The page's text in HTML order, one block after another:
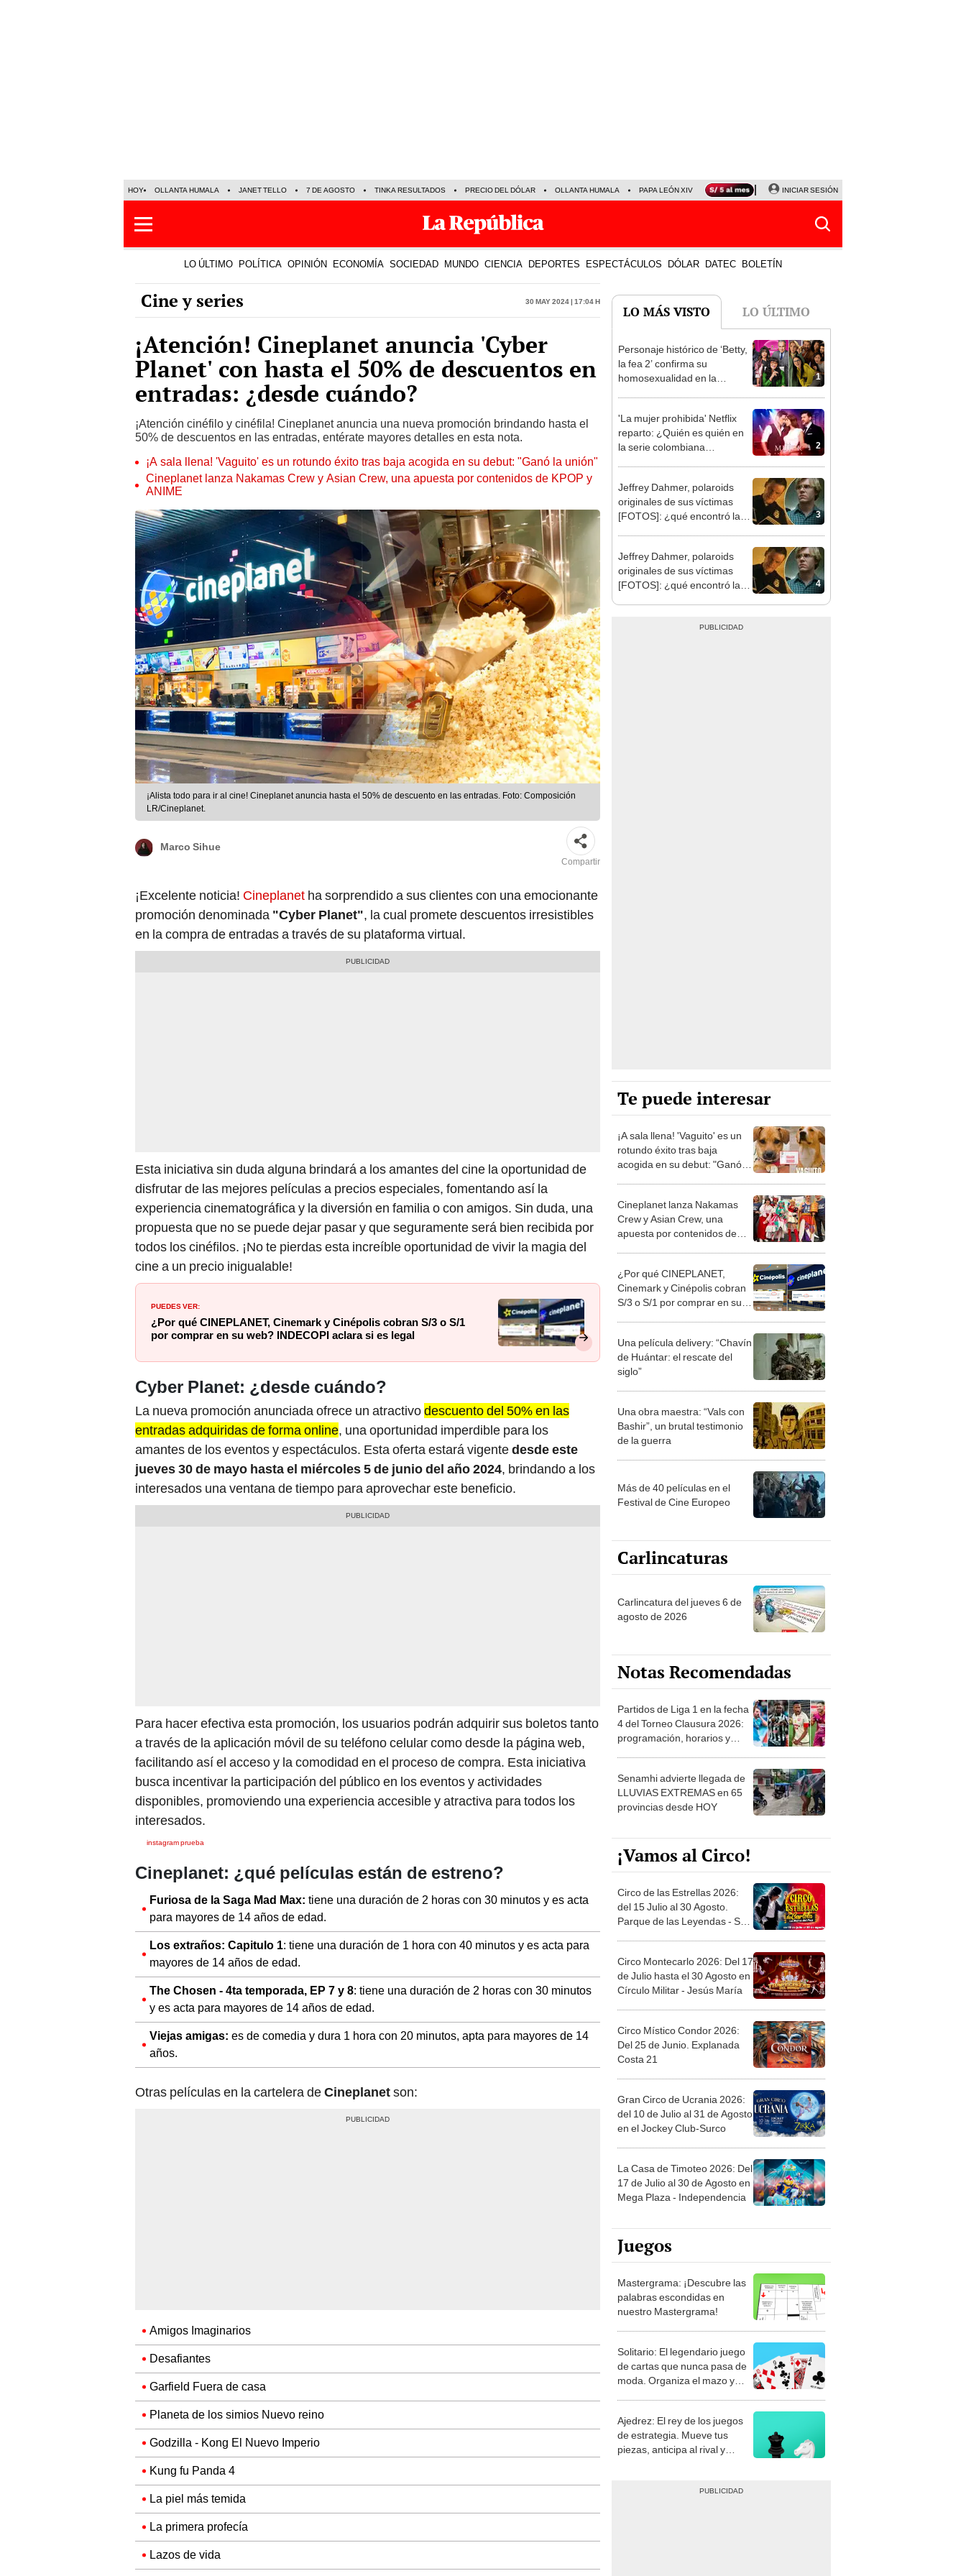
HOY OLLANTA HUMALA JANET TELLO 7 DE AGOSTO TINKA RESULTADOS PRECIO DEL DÓLAR OLLANTA HUMALA PAPA LEÓN XIV NALDY SALDAÑA LA BELLA LUZ
INICIAR SESIÓN
LO ÚLTIMO POLÍTICA OPINIÓN ECONOMÍA SOCIEDAD MUNDO CIENCIA DEPORTES ESPECTÁCULOS DÓLAR DATEC BOLETÍN
Cine y series 30 May 2024 | 17:04 h
¡Atención! Cineplanet anuncia 'Cyber
Planet' con hasta el 50% de descuentos en
entradas: ¿desde cuándo?
¡Atención cinéfilo y cinéfila! Cineplanet anuncia una nueva promoción brindando hasta el
50% de descuentos en las entradas, entérate mayores detalles en esta nota.
¡A sala llena! 'Vaguito' es un rotundo éxito tras baja acogida en su debut: "Ganó la unión"
Cineplanet lanza Nakamas Crew y Asian Crew, una apuesta por contenidos de KPOP y
ANIME
¡Alista todo para ir al cine! Cineplanet anuncia hasta el 50% de descuento en las entradas. Foto: Composición
LR/Cineplanet.
Marco Sihue
Compartir
¡Excelente noticia! Cineplanet ha sorprendido a sus clientes con una emocionante
promoción denominada "Cyber Planet", la cual promete descuentos irresistibles
en la compra de entradas a través de su plataforma virtual.
Esta iniciativa sin duda alguna brindará a los amantes del cine la oportunidad de
disfrutar de las mejores películas a precios especiales, fomentando así la
experiencia cinematográfica y la diversión en familia o con amigos. Sin duda, una
propuesta que no se puede dejar pasar y que seguramente será bien recibida por
todos los cinéfilos. ¡No te pierdas esta increíble oportunidad de vivir la magia del
cine a un precio inigualable!
PUEDES VER:
¿Por qué CINEPLANET, Cinemark y Cinépolis cobran S/3 o S/1
por comprar en su web? INDECOPI aclara si es legal
Cyber Planet: ¿desde cuándo?
La nueva promoción anunciada ofrece un atractivodescuento del 50% en las
entradas adquiridas de forma online, una oportunidad imperdible para los
amantes de los eventos y espectáculos. Esta oferta estará vigentedesde este
jueves 30 de mayo hasta el miércoles 5 de junio del año 2024, brindando a los
interesados una ventana de tiempo para aprovechar este beneficio.
Para hacer efectiva esta promoción, los usuarios podrán adquirir sus boletos tanto
a través de la aplicación móvil de su teléfono celular como desde la página web,
facilitando así el acceso y la comodidad en el proceso de compra. Esta iniciativa
busca incentivar la participación del público en los eventos y actividades
disponibles, promoviendo una experiencia accesible y atractiva para todos los
interesados.
instagram prueba
Cineplanet: ¿qué películas están de estreno?
Furiosa de la Saga Mad Max: tiene una duración de 2 horas con 30 minutos y es acta
para mayores de 14 años de edad.
Los extraños: Capitulo 1: tiene una duración de 1 hora con 40 minutos y es acta para
mayores de 14 años de edad.
The Chosen - 4ta temporada, EP 7 y 8: tiene una duración de 2 horas con 30 minutos
y es acta para mayores de 14 años de edad.
Viejas amigas: es de comedia y dura 1 hora con 20 minutos, apta para mayores de 14
años.
Otras películas en la cartelera deCineplanetson:
Amigos Imaginarios
Desafiantes
Garfield Fuera de casa
Planeta de los simios Nuevo reino
Godzilla - Kong El Nuevo Imperio
Kung fu Panda 4
La piel más temida
La primera profecía
Lazos de vida
LO MÁS VISTO LO ÚLTIMO
1
Personaje histórico de ‘Betty,
la fea 2’ confirma su
homosexualidad en la
2
'La mujer prohibida' Netflix
reparto: ¿Quién es quién en
la serie colombiana
3
Jeffrey Dahmer, polaroids
originales de sus víctimas
[FOTOS]: ¿qué encontró la
4
Jeffrey Dahmer, polaroids
originales de sus víctimas
[FOTOS]: ¿qué encontró la
Te puede interesar
¡A sala llena! 'Vaguito' es un
rotundo éxito tras baja
acogida en su debut: "Ganó la
Cineplanet lanza Nakamas
Crew y Asian Crew, una
apuesta por contenidos de
¿Por qué CINEPLANET,
Cinemark y Cinépolis cobran
S/3 o S/1 por comprar en su
Una película delivery: “Chavín
de Huántar: el rescate del
siglo”
Una obra maestra: “Vals con
Bashir”, un brutal testimonio
de la guerra
Más de 40 películas en el
Festival de Cine Europeo
Carlincaturas
Carlincatura del jueves 6 de
agosto de 2026
Notas Recomendadas
Partidos de Liga 1 en la fecha
4 del Torneo Clausura 2026:
programación, horarios y
Senamhi advierte llegada de
LLUVIAS EXTREMAS en 65
provincias desde HOY
¡Vamos al Circo!
Circo de las Estrellas 2026:
del 15 Julio al 30 Agosto.
Parque de las Leyendas - San
Circo Montecarlo 2026: Del 17
de Julio hasta el 30 Agosto en
Círculo Militar - Jesús María
Circo Místico Condor 2026:
Del 25 de Junio. Explanada
Costa 21
Gran Circo de Ucrania 2026:
del 10 de Julio al 31 de Agosto
en el Jockey Club-Surco
La Casa de Timoteo 2026: Del
17 de Julio al 30 de Agosto en
Mega Plaza - Independencia
Juegos
Mastergrama: ¡Descubre las
palabras escondidas en
nuestro Mastergrama!
Solitario: El legendario juego
de cartas que nunca pasa de
moda. Organiza el mazo y
Ajedrez: El rey de los juegos
de estrategia. Mueve tus
piezas, anticipa al rival y